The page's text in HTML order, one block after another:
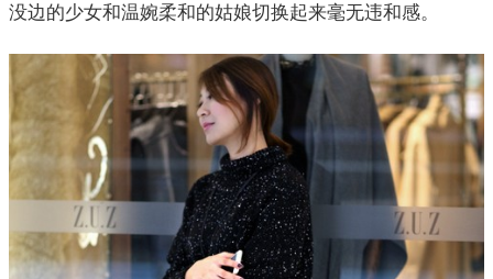
没边的少女和温婉柔和的姑娘切换起来毫无违和感。